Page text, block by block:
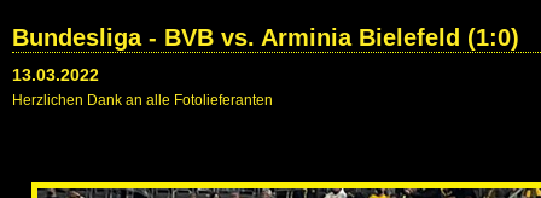
Bundesliga - BVB vs. Arminia Bielefeld (1:0)
13.03.2022
Herzlichen Dank an alle Fotolieferanten